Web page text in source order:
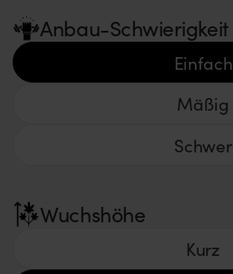
Anbau-Schwierigkeit
Einfach
Mäßig
Schwer
Wuchshöhe
Kurz